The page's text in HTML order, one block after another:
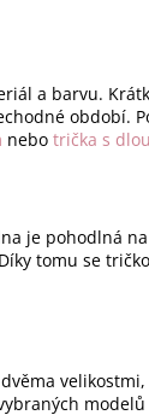
a barvu.
období.
nebo trička s
je pohodlná
tomu se